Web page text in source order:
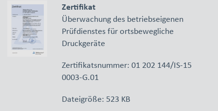
Zertifikat
Überwachung des betriebseigenen
Prüfdienstes für ortsbewegliche
Druckgeräte
Zertifikatsnummer: 01 202 144/IS-15
0003-G.01
Dateigröße: 523 KB